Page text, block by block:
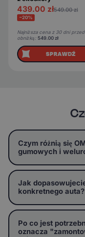
439.00 zł549.00zł
−20%
Najniższa cena z 30 dni przed
obniżką: 549.00zł
SPRAWDŹ
Czym różnią się
gumowych i
Jak
konkretnego auta?
Po co jest
oznacza